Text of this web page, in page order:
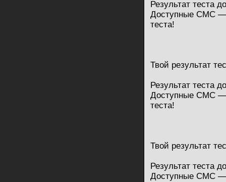
Результат теста
Доступные СМС —
теста!
Твой результат
Результат теста
Доступные СМС —
теста!
Твой результат
Результат теста
Доступные СМС —